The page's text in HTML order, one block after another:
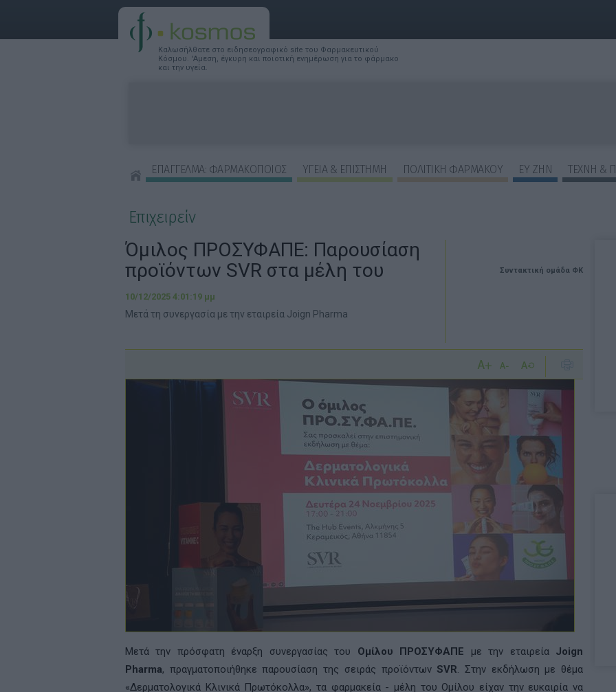
Καλωσήλθατε στο ειδησεογραφικό site του Φαρμακευτικού
Κόσμου. 'Αμεση, έγκυρη και ποιοτική ενημέρωση για το φάρμακο
και την υγεία.
ΕΠΑΓΓΕΛΜΑ: ΦΑΡΜΑΚΟΠΟΙΟΣ ΥΓΕΙΑ & ΕΠΙΣΤΗΜΗ ΠΟΛΙΤΙΚΗ ΦΑΡΜΑΚΟΥ ΕΥ ΖΗΝ
ΤΕΧΝΗ &
Επιχειρείν
Συντακτική ομάδα ΦΚ
Όμιλος ΠΡΟΣΥΦΑΠΕ: Παρουσίαση
προϊόντων SVR στα μέλη του
10/12/2025 4:01:19 μμ
Μετά τη συνεργασία με την εταιρεία Joign Pharma
Μετά την πρόσφατη έναρξη συνεργασίας του Ομίλου ΠΡΟΣΥΦΑΠΕ με την εταιρεία Joign
Pharma, πραγματοποιήθηκε παρουσίαση της σειράς προϊόντων SVR. Στην εκδήλωση με θέμα
«Δερματολογικά Κλινικά Πρωτόκολλα», τα φαρμακεία - μέλη του Ομίλου είχαν την ευκαιρία να